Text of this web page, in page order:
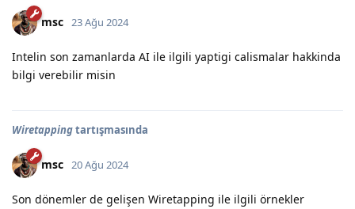
msc 23 Ağu 2024
Intelin son zamanlarda AI ile ilgili yaptigi calismalar hakkinda
bilgi verebilir misin
Wiretappingtartışmasında
msc 20 Ağu 2024
Son dönemler de gelişen Wiretapping ile ilgili örnekler